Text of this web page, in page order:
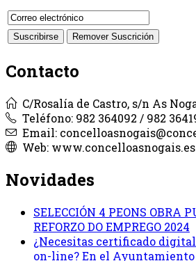
Contacto
C/Rosalía de Castro, s/n As
Teléfono: 982 364092 / 982
Email:
Web: www.concelloasnogais.es
Novidades
SELECCIÓN 4 PEONS OBRA
REFORZO DO EMPREGO 2024
¿Necesitas certificado
on-line? En el Ayuntamiento